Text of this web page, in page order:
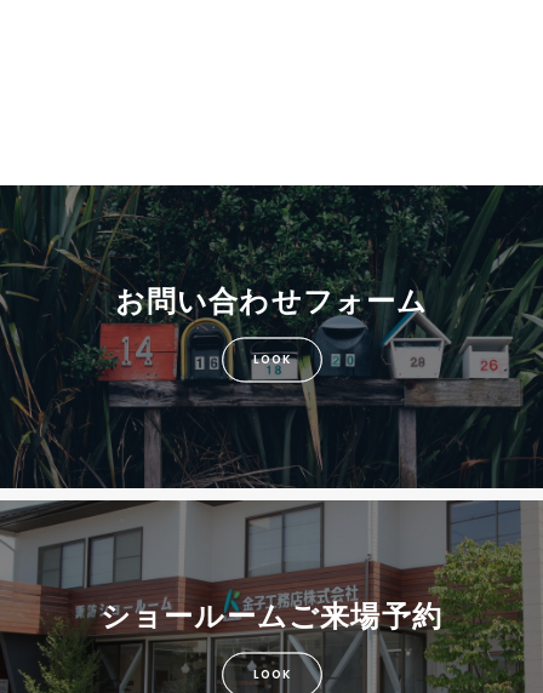
お問い合わせフォーム
LOOK
ショールームご来場予約
LOOK